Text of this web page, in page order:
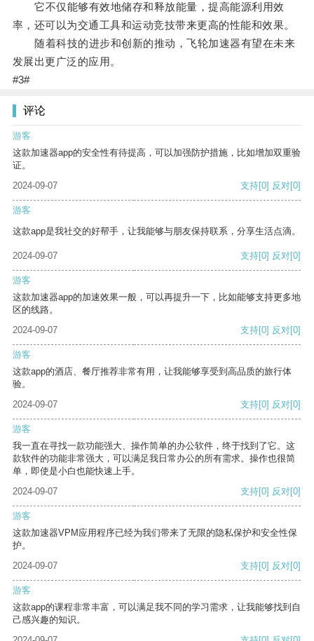
它不仅能够有效地储存和释放能量，提高能源利用效
率，还可以为交通工具和运动竞技带来更高的性能和效果。
随着科技的进步和创新的推动，飞轮加速器有望在未来
发展出更广泛的应用。
#3#
评论
游客
这款加速器app的安全性有待提高，可以加强防护措施，比如增加双重验
证。
2024-09-07
支持[0] 反对[0]
游客
这款app是我社交的好帮手，让我能够与朋友保持联系，分享生活点滴。
2024-09-07 支持[0] 反对[0]
游客
这款加速器app的加速效果一般，可以再提升一下，比如能够支持更多地
区的线路。
2024-09-07
支持[0] 反对[0]
游客
这款app的酒店、餐厅推荐非常有用，让我能够享受到高品质的旅行体
验。
2024-09-07
支持[0] 反对[0]
游客
我一直在寻找一款功能强大、操作简单的办公软件，终于找到了它。这
款软件的功能非常强大，可以满足我日常办公的所有需求。操作也很简
单，即使是小白也能快速上手。
2024-09-07
支持[0] 反对[0]
游客
这款加速器VPM应用程序已经为我们带来了无限的隐私保护和安全性保
护。
2024-09-07
支持[0] 反对[0]
游客
这款app的课程非常丰富，可以满足我不同的学习需求，让我能够找到自
己感兴趣的知识。